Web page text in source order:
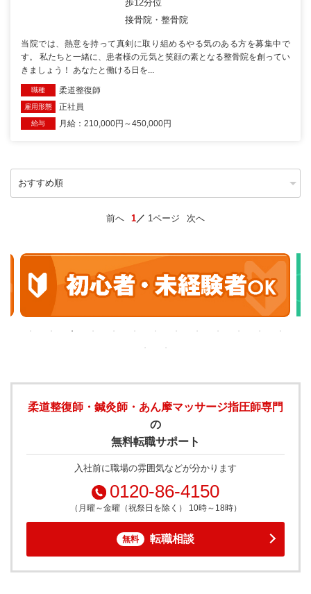
歩12分位
接骨院・整骨院
当院では、熱意を持って真剣に取り組めるやる気のある方を募集中で
す。 私たちと一緒に、患者様の元気と笑顔の素となる整骨院を創ってい
きましょう！ あなたと働ける日を...
職種 柔道整復師
雇用形態 正社員
給与 月給：210,000円～450,000円
前へ 1 1ページ 次へ
柔道整復師・鍼灸師・あん摩マッサージ指圧師専門
の
無料転職サポート
入社前に職場の雰囲気などが分かります
0120-86-4150
（月曜～金曜（祝祭日を除く） 10時～18時）
無料 転職相談